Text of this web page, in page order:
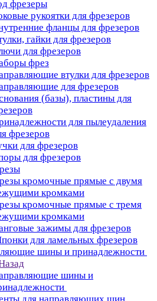
фрезеры
рукоятки для фрезеров
фланцы для фрезеров
гайки для фрезеров
для фрезеров
фрез
втулки для фрезеров
для фрезеров
(базы), пластины для
для пылеудаления
фрезеров
для фрезеров
для фрезеров
кромочные прямые с двумя
кромками
кромочные прямые с тремя
кромками
зажимы для фрезеров
для ламельных фрезеров
шины и принадлежности
шины и